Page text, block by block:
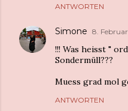
ANTWORTEN
Simone 8.
!!! Was heisst "
Sondermüll???
Muess grad mol
ANTWORTEN